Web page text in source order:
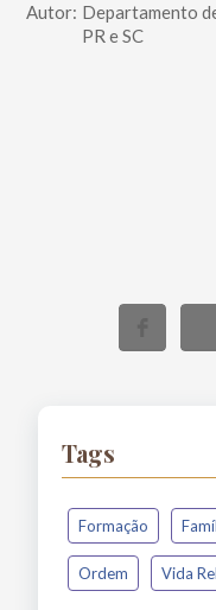
Autor: Departamento
PR e SC
Tags
Formação
Ordem Vida